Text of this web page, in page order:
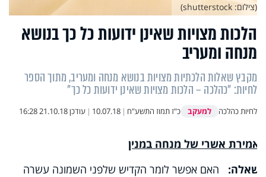
הלכות מצויות שאינן ידועות כל כך בנושא
מנחה ומעריב
מקבץ שאלות הלכתיות מצויות בנושא מנחה ומעריב, מתוך הספר
לחיות: "כהלכה – הלכות מצויות שאינן ידועות כל כך"
לחיות כהלכה למעקב כ"ז תמוז התשע"ח |
10.07.18
| עודכן21.10.18 16:28
(צילום: shutterstock)
אמירת אשרי של מנחה במנין
שאלה: האם אפשר לומר הקדיש שלפני השמונה עשרה